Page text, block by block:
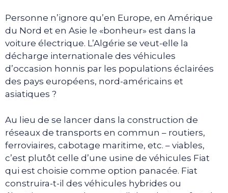
Personne n’ignore qu’en Europe, en Amérique
du Nord et en Asie le «bonheur» est dans la
voiture électrique. L’Algérie se veut-elle la
décharge internationale des véhicules
d’occasion honnis par les populations éclairées
des pays européens, nord-américains et
asiatiques ?
Au lieu de se lancer dans la construction de
réseaux de transports en commun – routiers,
ferroviaires, cabotage maritime, etc. – viables,
c’est plutôt celle d’une usine de véhicules Fiat
qui est choisie comme option panacée. Fiat
construira-t-il des véhicules hybrides ou